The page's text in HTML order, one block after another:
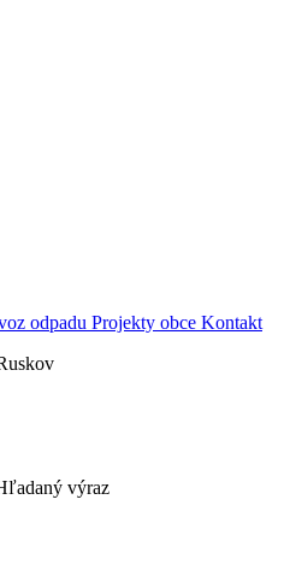
odpadu Projekty obce Kontakt
výraz